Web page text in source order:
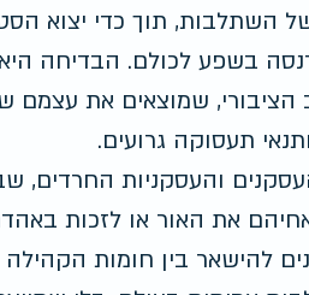
השתלבות, תוך כדי יצוא
בשפע לכולם. הבדיחה
שמוצאים את עצמם
תעסוקה גרועים.
והעסקניות
את האור או לזכות
להישאר בין חומות